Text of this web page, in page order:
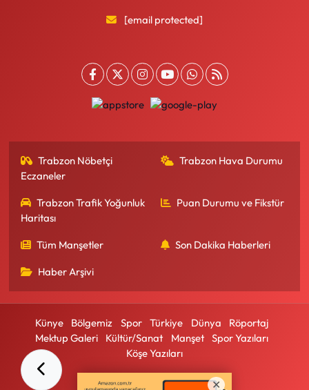
[email protected]
Trabzon Nöbetçi
Eczaneler
Trabzon Hava Durumu
Trabzon Trafik Yoğunluk
Haritası
Puan Durumu ve Fikstür
Tüm Manşetler Son Dakika Haberleri
Haber Arşivi
Künye Bölgemiz Spor Türkiye Dünya
Röportaj
Mektup Galeri
Kültür/Sanat Manşet
Spor Yazıları
Köşe Yazıları